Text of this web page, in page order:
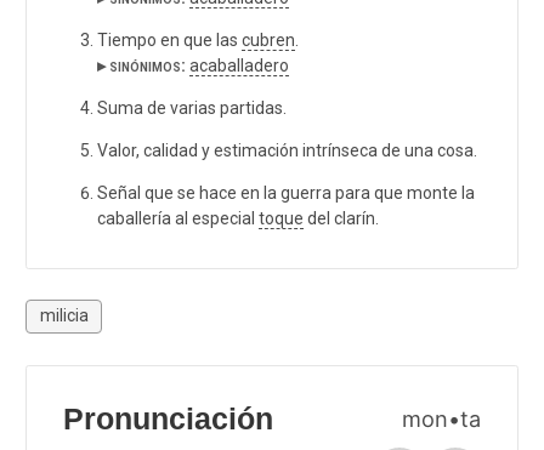
Tiempo en que las cubren
▸ sinónimos: acaballadero
Suma de varias partidas.
Valor, calidad y estimación intrínseca de una cosa.
Señal que se hace en la guerra para que monte la
caballería al especial toque del clarín.
milicia
Pronunciación mon•ta